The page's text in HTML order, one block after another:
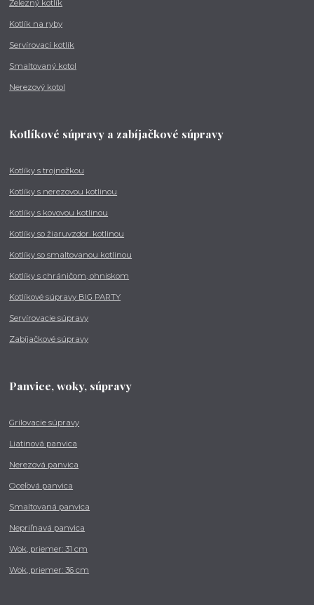
Železný kotlík
Kotlík na ryby
Servírovací kotlík
Smaltovaný kotol
Nerezový kotol
Kotlíkové súpravy a zabíjačkové súpravy
Kotlíky s trojnožkou
Kotlíky s nerezovou kotlinou
Kotlíky s kovovou kotlinou
Kotlíky so žiaruvzdor. kotlinou
Kotlíky so smaltovanou kotlinou
Kotlíky s chráničom, ohniskom
Kotlíkové súpravy BIG PARTY
Servírovacie súpravy
Zabíjačkové súpravy
Panvice, woky, súpravy
Grilovacie súpravy
Liatinová panvica
Nerezová panvica
Oceľová panvica
Smaltovaná panvica
Nepriľnavá panvica
Wok, priemer: 31 cm
Wok, priemer: 36 cm